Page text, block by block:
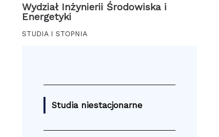
Wydział Inżynierii Środowiska i
Energetyki
STUDIA I STOPNIA
Studia niestacjonarne